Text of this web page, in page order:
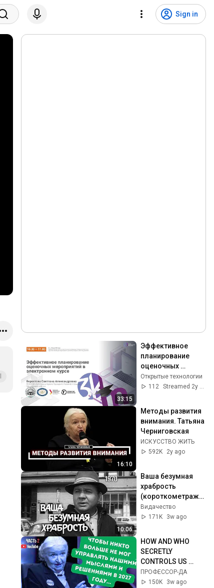
Sign in
33:15
Эффективное
планирование
оценочных
мероприятий в
электронном
Открытые технологии
112
Streamed 2y ago
16:10
Методы развития
внимания. Татьяна
Черниговская
ИСКУССТВО ЖИТЬ
592K
2y ago
10:06
Ваша безумная
храбрость
(короткометражн
ый фильм, 1970)
Видачество
171K
3w ago
HOW AND WHO
SECRETLY
CONTROLS US
..BEING AT PEACE
WITH YOURSELF
ПРОФЕССОР-ДА
150K
3w ago